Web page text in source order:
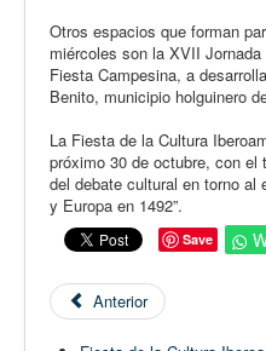
Otros espacios que forman
miércoles son la XVII
Fiesta Campesina, a
Benito, municipio holguinero
La Fiesta de la Cultura
próximo 30 de octubre, con el
del debate cultural en torno al
y Europa en 1492”.
Save
Anterior